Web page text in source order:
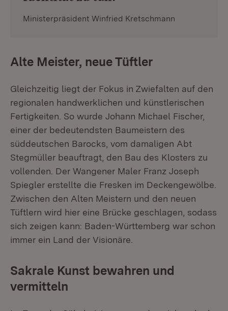
Ministerpräsident Winfried Kretschmann
Alte Meister, neue Tüftler
Gleichzeitig liegt der Fokus in Zwiefalten auf den
regionalen handwerklichen und künstlerischen
Fertigkeiten. So wurde Johann Michael Fischer,
einer der bedeutendsten Baumeistern des
süddeutschen Barocks, vom damaligen Abt
Stegmüller beauftragt, den Bau des Klosters zu
vollenden. Der Wangener Maler Franz Joseph
Spiegler erstellte die Fresken im Deckengewölbe.
Zwischen den Alten Meistern und den neuen
Tüftlern wird hier eine Brücke geschlagen, sodass
sich zeigen kann: Baden-Württemberg war schon
immer ein Land der Visionäre.
Sakrale Kunst bewahren und
vermitteln